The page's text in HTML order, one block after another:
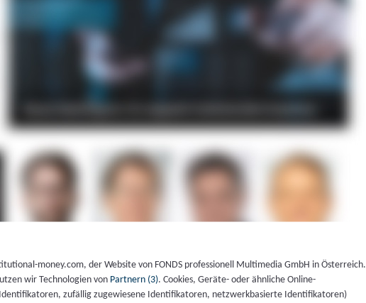
money.com, der Website von FONDS professionell Multimedia GmbH in Österreich.
wir Technologien von Partnern (3). Cookies, Geräte- oder ähnliche Online-
zufällig zugewiesene Identifikatoren, netzwerkbasierte Identifikatoren)